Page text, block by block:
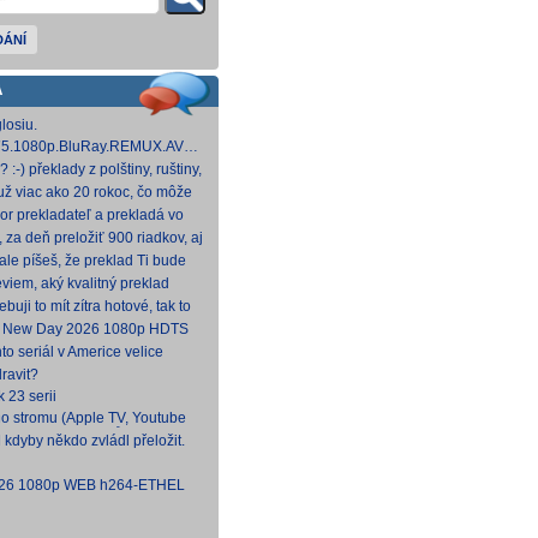
Dnes na WS.
:-) překlady z polštiny, ruštiny,
angličtiny (12-24 hod
viac ako 20 rokoc, čo môže
(pokojne aj nad 40, či 50).
prekladateľ a prekladá vo
a iné, nemal by to byť
za deň preložiť 900 riadkov, aj
plus úprava
píšeš, že preklad Ti bude
poctivý konvenčný preklad,
aký kvalitný preklad
to bude tvoj prvý (aspoň na
to mít zítra hotové, tak to
Day 2026 1080p HDTS
seriál v Americe velice
škoda, že nemá české
23 serii
stromu (Apple TV, Youtube
CZ/SK, bez titulků
kdyby někdo zvládl přeložit.
1080p WEB h264-ETHEL